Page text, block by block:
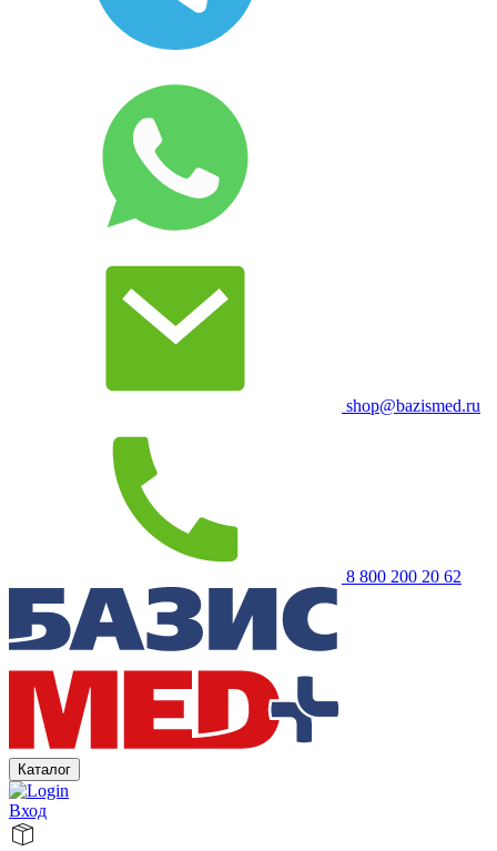
shop@bazismed.ru
8 800 200 20 62
Каталог
Вход